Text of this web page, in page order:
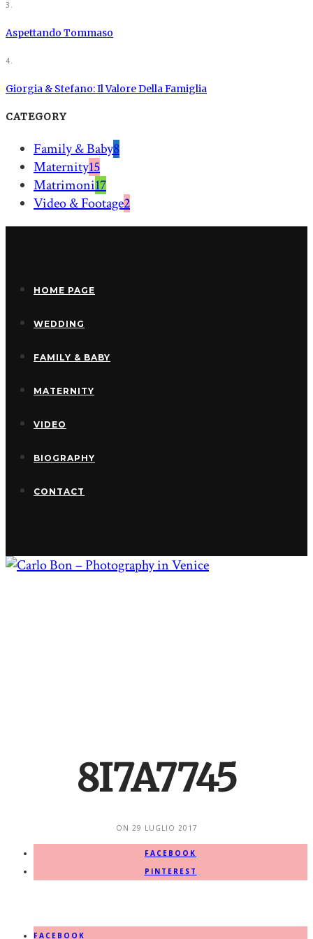
3.
Aspettando Tommaso
4.
Giorgia & Stefano: Il Valore Della Famiglia
CATEGORY
Family & Baby8
Maternity15
Matrimoni17
Video & Footage2
HOME PAGE
WEDDING
FAMILY & BABY
MATERNITY
VIDEO
BIOGRAPHY
CONTACT
8I7A7745
ON 29 LUGLIO 2017
FACEBOOK
PINTEREST
FACEBOOK